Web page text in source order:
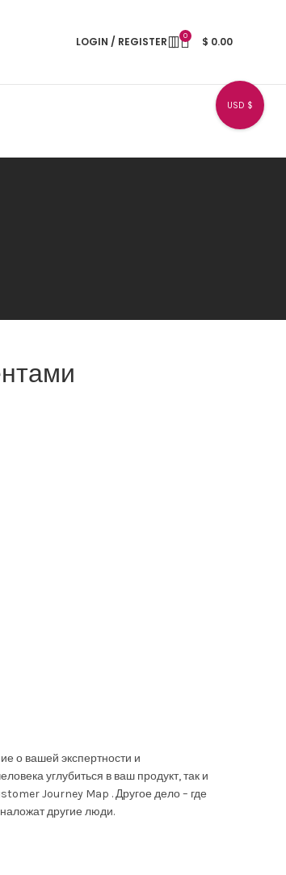
LOGIN / REGISTER 0 $ 0.00
о вашей экспертности и
углубиться в ваш продукт, так и
Journey Map . Другое дело – где
другие люди.
USD $